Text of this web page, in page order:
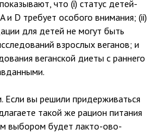
что (i) статус детей-
и D требует особого внимания; (ii)
для детей не могут быть
взрослых веганов; и
веганской диеты с раннего
Если вы решили придерживаться
такой же рацион питания
выбором будет лакто-ово-